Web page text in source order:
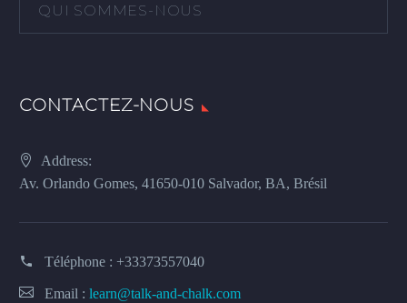
QUI SOMMES-NOUS
CONTACTEZ-NOUS
Address:
Av. Orlando Gomes, 41650-010 Salvador, BA, Brésil
Téléphone : +33373557040
Email : learn@talk-and-chalk.com